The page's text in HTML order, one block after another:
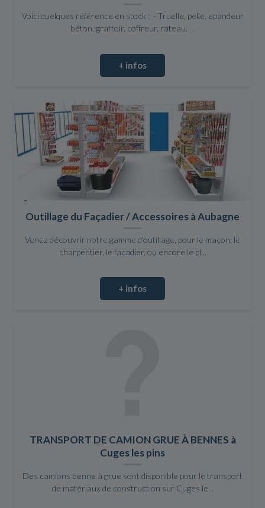
Voici quelques référence en stock : - Truelle, pelle, epandeur
béton, grattoir, coffreur, rateau, ...
+ infos
Outillage du Façadier / Accessoires à Aubagne
Venez découvrir notre gamme d'outillage, pour le maçon, le
charpentier, le façadier, ou encore le pl...
+ infos
TRANSPORT DE CAMION GRUE À BENNES à
Cuges les pins
Des camions benne à grue sont disponible pour le transport
de matériaux de construction sur Cuges le...